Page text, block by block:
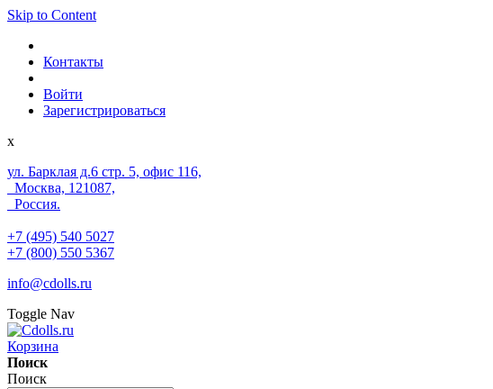
Skip to Content
Контакты
Войти
Зарегистрироваться
x
ул. Барклая д.6 стр. 5, офис 116,
Москва, 121087,
Россия.
+7 (495) 540 5027
+7 (800) 550 5367
info@cdolls.ru
Toggle Nav
Корзина
Поиск
Поиск